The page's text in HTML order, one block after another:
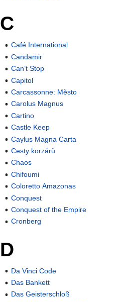
C
Café International
Candamir
Can’t Stop
Capitol
Carcassonne: Město
Carolus Magnus
Cartino
Castle Keep
Caylus Magna Carta
Cesty korzárů
Chaos
Chifoumi
Coloretto Amazonas
Conquest
Conquest of the Empire
Cronberg
D
Da Vinci Code
Das Bankett
Das Geisterschloß